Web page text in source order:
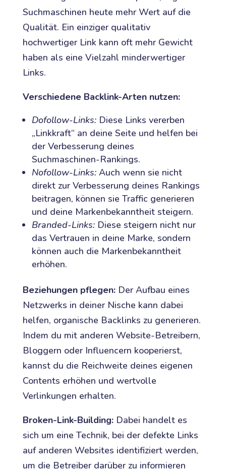
Suchmaschinen heute mehr Wert auf die
Qualität. Ein einziger qualitativ
hochwertiger Link kann oft mehr Gewicht
haben als eine Vielzahl minderwertiger
Links.
Verschiedene Backlink-Arten nutzen:
Dofollow-Links:Diese Links vererben
„Linkkraft“ an deine Seite und helfen bei
der Verbesserung deines
Suchmaschinen-Rankings.
Nofollow-Links:Auch wenn sie nicht
direkt zur Verbesserung deines Rankings
beitragen, können sie Traffic generieren
und deine Markenbekanntheit steigern.
Branded-Links:Diese steigern nicht nur
das Vertrauen in deine Marke, sondern
können auch die Markenbekanntheit
erhöhen.
Beziehungen pflegen:Der Aufbau eines
Netzwerks in deiner Nische kann dabei
helfen, organische Backlinks zu generieren.
Indem du mit anderen Website-Betreibern,
Bloggern oder Influencern kooperierst,
kannst du die Reichweite deines eigenen
Contents erhöhen und wertvolle
Verlinkungen erhalten.
Broken-Link-Building:Dabei handelt es
sich um eine Technik, bei der defekte Links
auf anderen Websites identifiziert werden,
um die Betreiber darüber zu informieren